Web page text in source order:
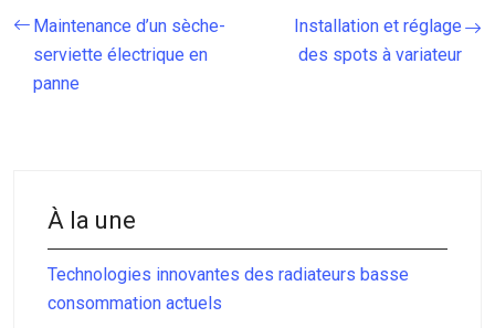
Maintenance d’un sèche-
serviette électrique en
panne
Installation et réglage
des spots à variateur
À la une
Technologies innovantes des radiateurs basse
consommation actuels